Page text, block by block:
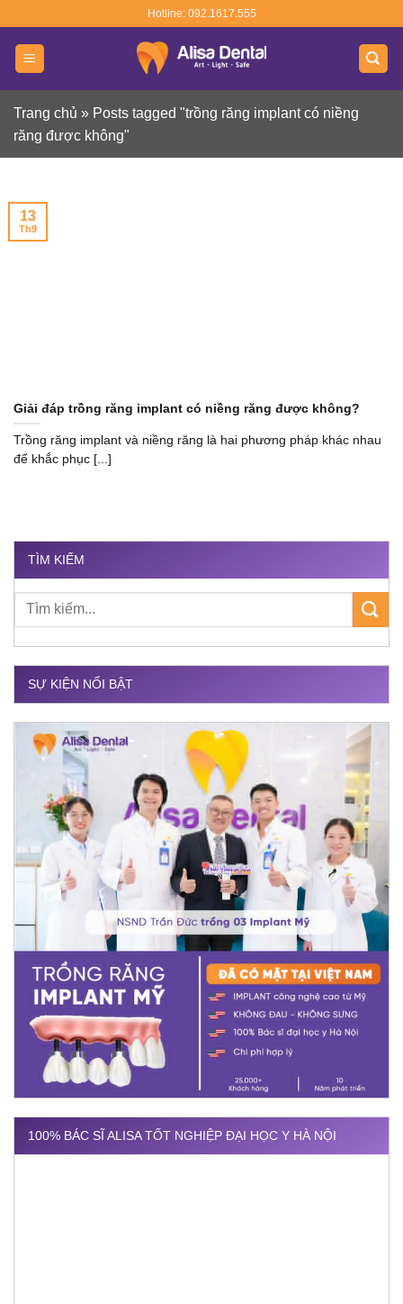
content
Hotline: 092.1617.555
Trang chủ » Posts tagged "trồng răng implant có niềng
răng được không"
Giải đáp trồng răng implant có niềng răng được không?
Trồng răng implant và niềng răng là hai phương pháp khác nhau
để khắc phục [...]
13
Th9
TÌM KIẾM
SỰ KIỆN NỔI BẬT
100% BÁC SĨ ALISA TỐT NGHIỆP ĐẠI HỌC Y HÀ NỘI